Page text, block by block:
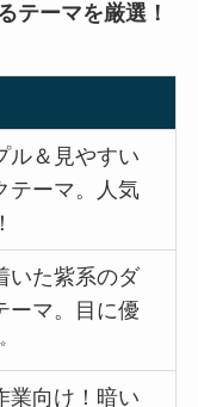
テーマを厳選！
ル＆見やすい
テーマ。人気
いた紫系のダ
ーマ。目に優
業向け！暗い